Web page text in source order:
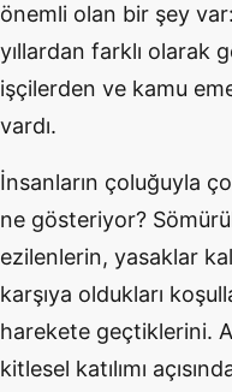
önemli olan bir şey
yıllardan farklı olarak
işçilerden ve kamu
vardı.
İnsanların çoluğuyla
ne gösteriyor?
ezilenlerin, yasaklar
karşıya oldukları
harekete geçtiklerini.
kitlesel katılımı